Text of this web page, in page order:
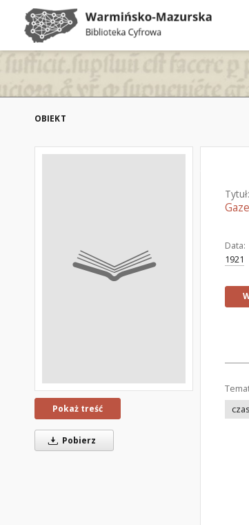
OBIEKT
Pokaż treść
Pobierz
Tytuł:
Data:
1921